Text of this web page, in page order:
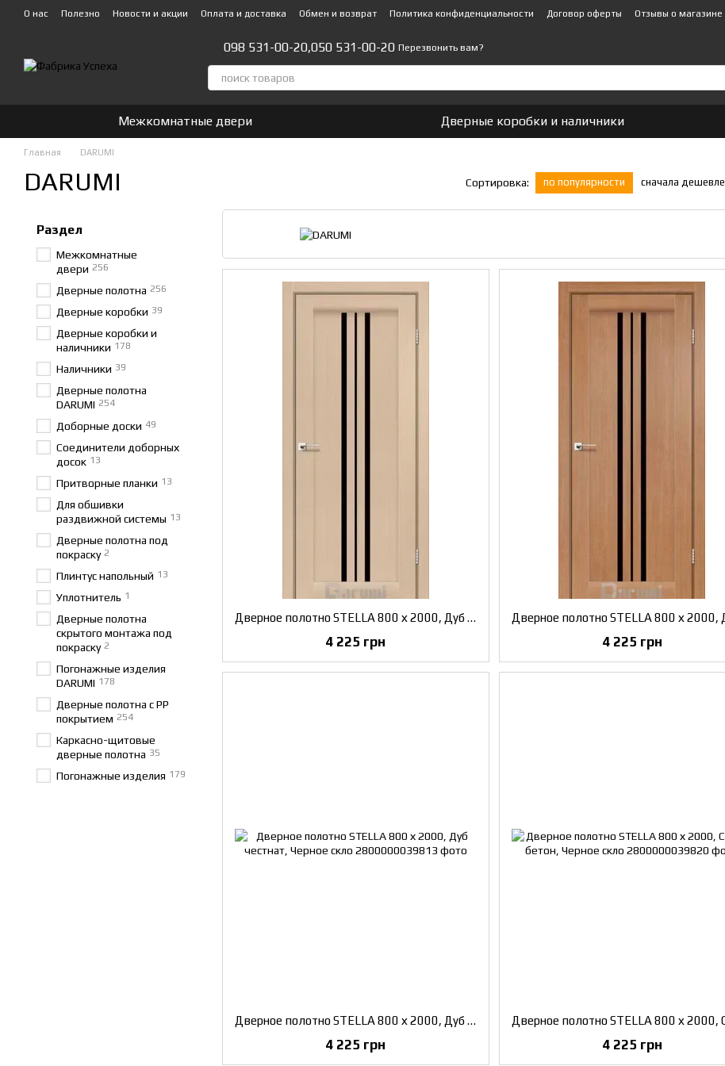
Перейти к основному контенту
О нас Полезно Новости и акции Оплата и доставка Обмен и возврат Политика конфиденциальности Договор оферты Отзывы о магазине
098 531-00-20,050 531-00-20 Перезвонить вам?
Межкомнатные двери Дверные коробки и наличники
Главная DARUMI
DARUMI Сортировка: по популярности сначала дешевле
Дверное полотно STELLA 800 х 2000, Дуб боровой, Черное скло
4 225 грн 4 225 грн
Дверное полотно STELLA 800 х 2000, Дуб честнат, Черное скло
4 225 грн 4 225 грн
Раздел
Межкомнатные
двери 256
Дверные полотна 256
Дверные коробки 39
Дверные коробки и
наличники 178
Наличники 39
Дверные полотна
DARUMI 254
Доборные доски 49
Соединители доборных
досок 13
Притворные планки 13
Для обшивки
раздвижной системы 13
Дверные полотна под
покраску 2
Плинтус напольный 13
Уплотнитель 1
Дверные полотна
скрытого монтажа под
покраску 2
Погонажные изделия
DARUMI 178
Дверные полотна с PP
покрытием 254
Каркасно-щитовые
дверные полотна 35
Погонажные изделия 179